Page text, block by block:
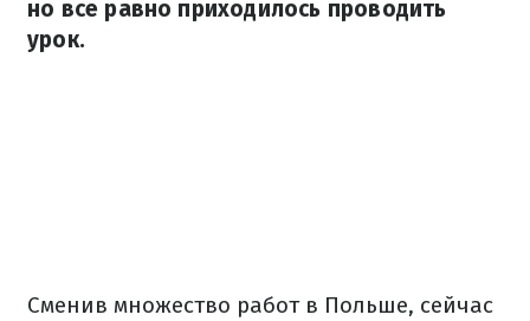
но все равно приходилось проводить
урок.
Сменив множество работ в Польше, сейчас